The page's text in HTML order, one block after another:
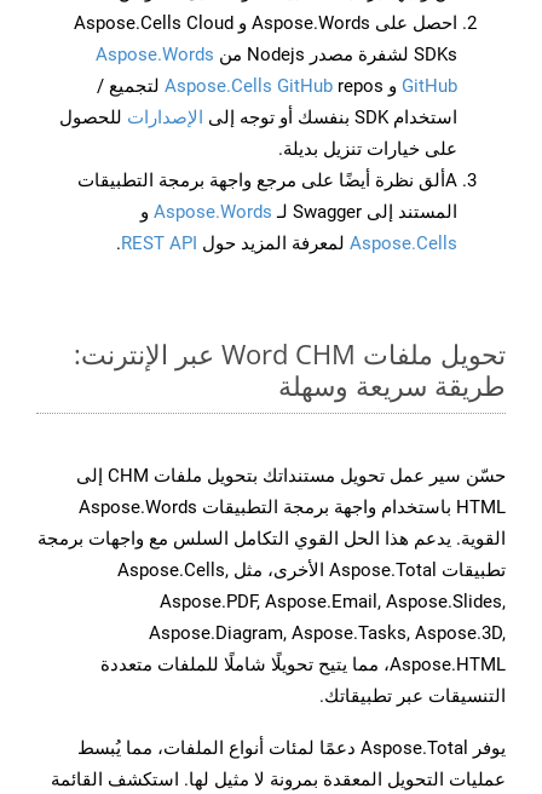
احصل على Aspose.Words و Aspose.Cells Cloud
SDKs لشفرة مصدر Nodejs من
Aspose.Words
GitHub و Aspose.Cells GitHub repos لتجميع /
استخدام SDK بنفسك أو توجه إلى
الإصدارات للحصول
على خيارات تنزيل بديلة.
Aألق نظرة أيضًا على مرجع واجهة برمجة التطبيقات
المستند إلى Swagger لـ
Aspose.Words و
Aspose.Cells لمعرفة المزيد حول REST API
.
تحويل ملفات Word CHM عبر الإنترنت:
طريقة سريعة وسهلة
حسّن سير عمل تحويل مستنداتك بتحويل ملفات CHM إلى
HTML باستخدام واجهة برمجة التطبيقات Aspose.Words
القوية. يدعم هذا الحل القوي التكامل السلس مع واجهات برمجة
تطبيقات Aspose.Total الأخرى، مثل Aspose.Cells,
Aspose.PDF, Aspose.Email, Aspose.Slides,
Aspose.Diagram, Aspose.Tasks, Aspose.3D,
Aspose.HTML، مما يتيح تحويلًا شاملًا للملفات متعددة
التنسيقات عبر تطبيقاتك.
يوفر Aspose.Total دعمًا لمئات أنواع الملفات، مما يُبسط
عمليات التحويل المعقدة بمرونة لا مثيل لها. استكشف القائمة